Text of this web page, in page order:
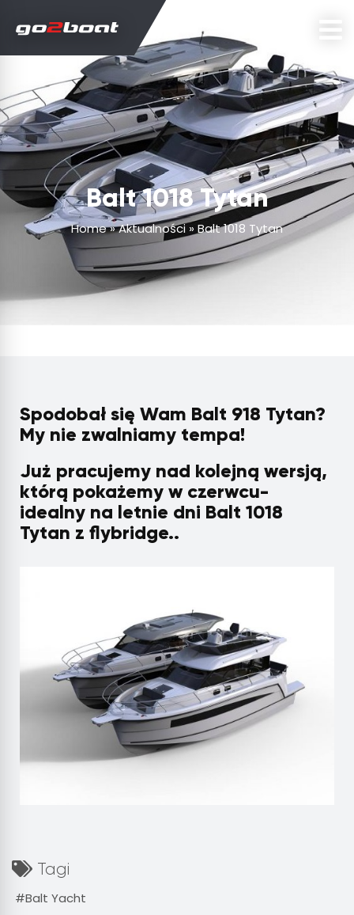
Balt 1018 Tytan
Home»Aktualności»Balt 1018 Tytan
Spodobał się Wam Balt 918 Tytan?
My nie zwalniamy tempa!
Już pracujemy nad kolejną wersją,
którą pokażemy w czerwcu-
idealny na letnie dni Balt 1018
Tytan z flybridge..
Tagi
Balt Yacht